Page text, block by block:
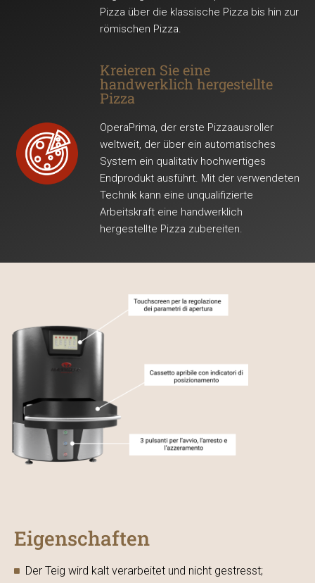
Pizza über die klassische Pizza bis hin zur
römischen Pizza.
Kreieren Sie eine
handwerklich hergestellte
Pizza
OperaPrima, der erste Pizzaausroller
weltweit, der über ein automatisches
System ein qualitativ hochwertiges
Endprodukt ausführt. Mit der verwendeten
Technik kann eine unqualifizierte
Arbeitskraft eine handwerklich
hergestellte Pizza zubereiten.
Eigenschaften
Der Teig wird kalt verarbeitet und nicht gestresst;